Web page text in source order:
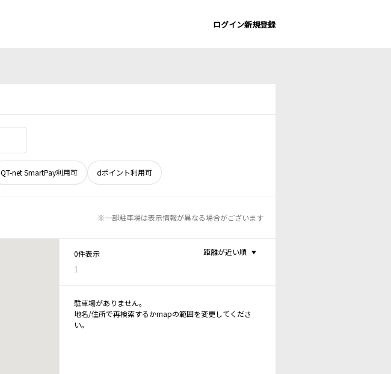
ログイン新規登録
QT-net SmartPay利用可 dポイント利用可
※一部駐車場は表示情報が異なる場合がございます
0件表示
1
距離が近い順
駐車場がありません。
地名/住所で再検索するかmapの範囲を変更してくださ
い。